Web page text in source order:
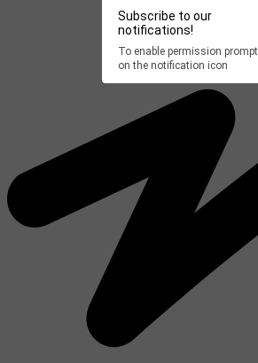
Subscribe to our
notifications!
To enable permission
on the notification icon